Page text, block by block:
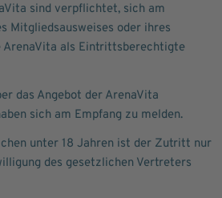
sind verpflichtet, sich am
Mitgliedsausweises oder ihres
ArenaVita als Eintrittsberechtigte
das Angebot der ArenaVita
sich am Empfang zu melden.
unter 18 Jahren ist der Zutritt nur
des gesetzlichen Vertreters